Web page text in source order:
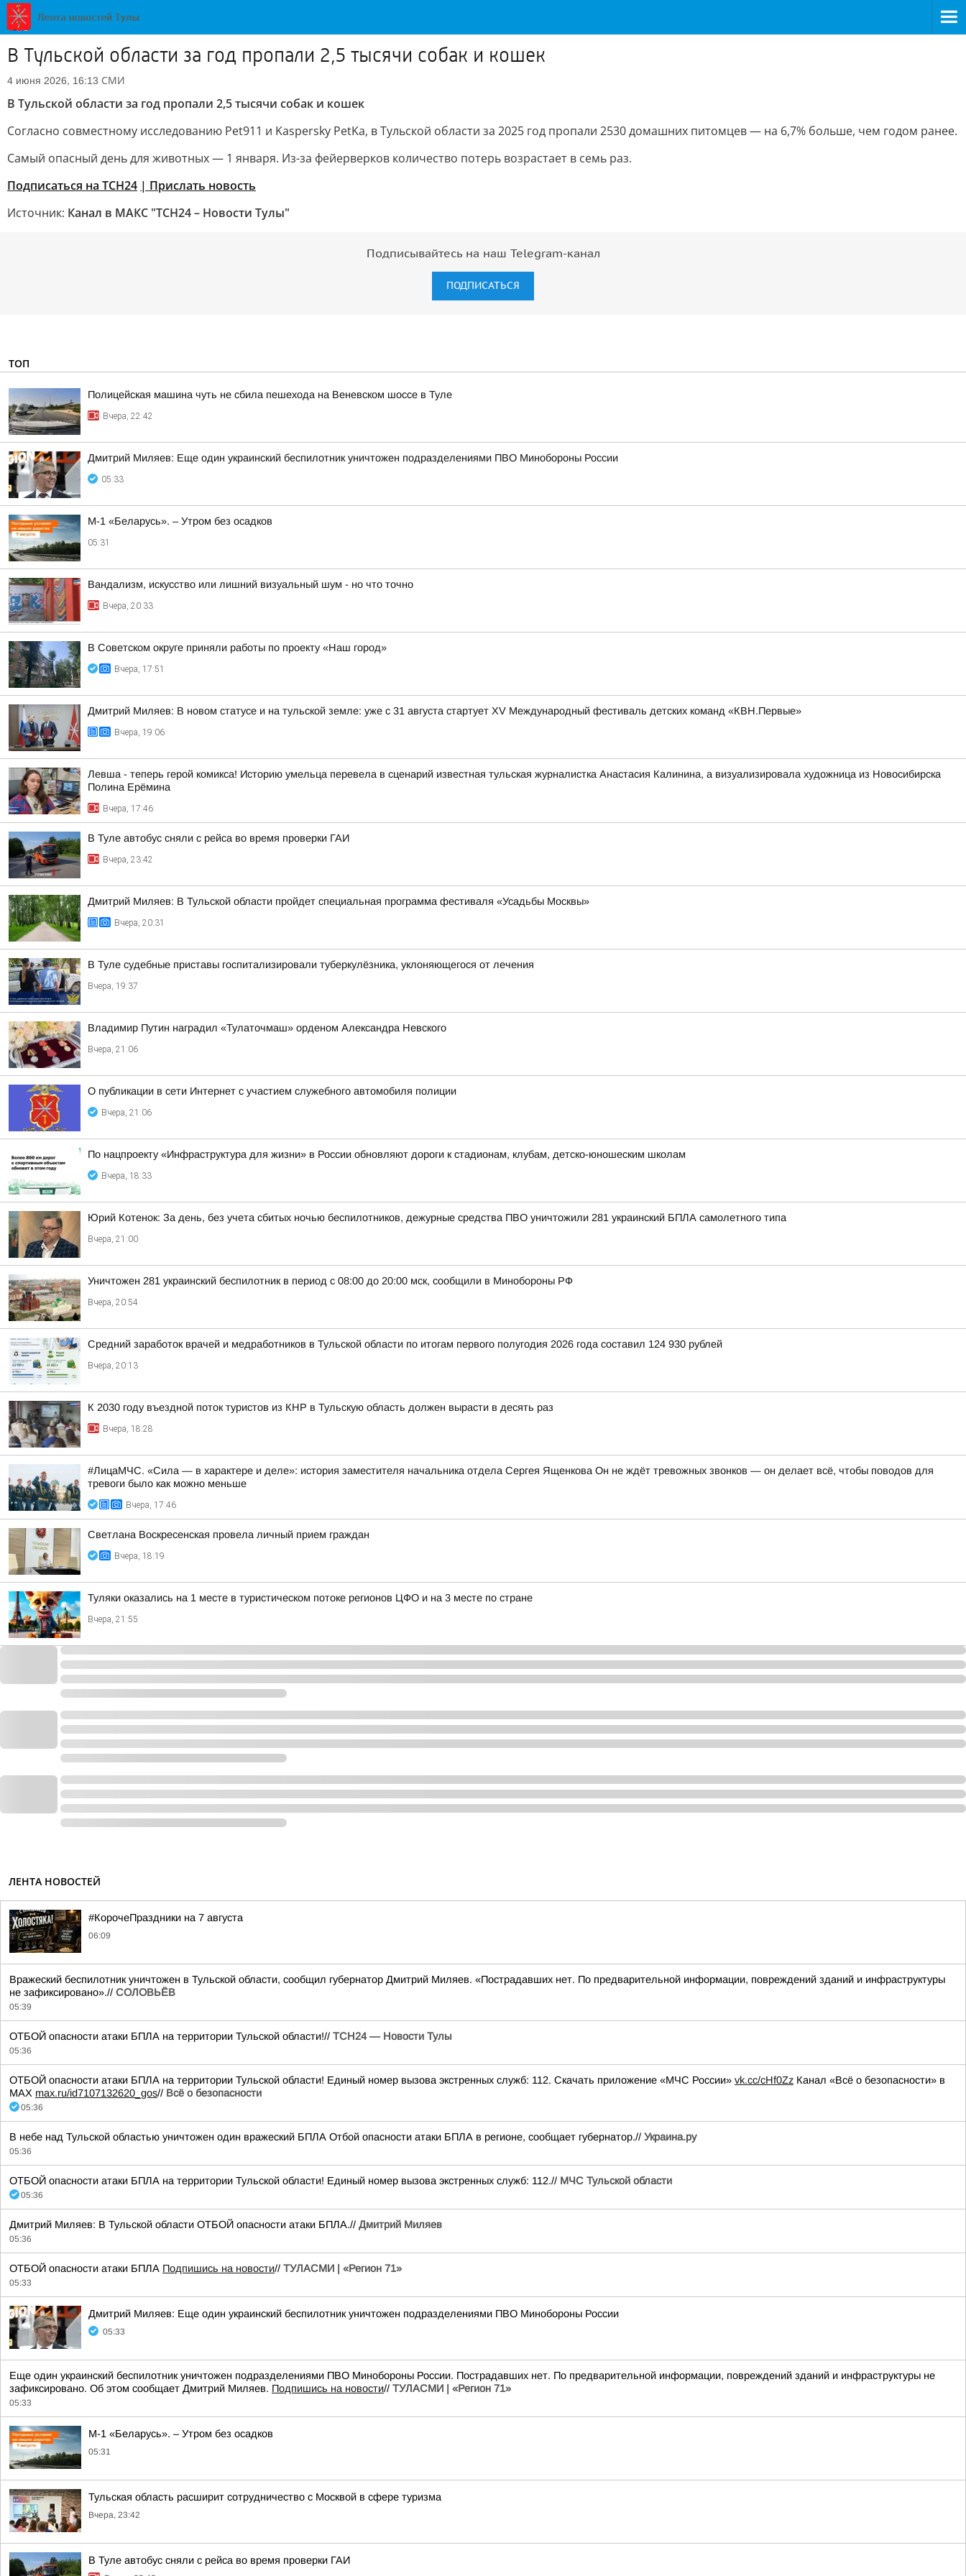
В Тульской области за год пропали 2,5 тысячи собак и кошек
4 июня 2026, 16:13 СМИ
В Тульской области за год пропали 2,5 тысячи собак и кошек
Согласно совместному исследованию Pet911 и Kaspersky PetKa, в Тульской области за 2025 год пропали 2530 домашних питомцев — на 6,7% больше, чем годом ранее.
Самый опасный день для животных — 1 января. Из-за фейерверков количество потерь возрастает в семь раз.
Подписаться на ТСН24 | Прислать новость
Источник: Канал в МАКС "ТСН24 – Новости Тулы"
Подписывайтесь на наш Telegram-канал
ПОДПИСАТЬСЯ
ТОП
Полицейская машина чуть не сбила пешехода на Веневском шоссе в Туле
Вчера, 22:42
Дмитрий Миляев: Еще один украинский беспилотник уничтожен подразделениями ПВО Минобороны России
05:33
М-1 «Беларусь». – Утром без осадков
05:31
Вандализм, искусство или лишний визуальный шум - но что точно
Вчера, 20:33
В Советском округе приняли работы по проекту «Наш город»
Вчера, 17:51
Дмитрий Миляев: В новом статусе и на тульской земле: уже с 31 августа стартует XV Международный фестиваль детских команд «КВН.Первые»
Вчера, 19:06
Левша - теперь герой комикса! Историю умельца перевела в сценарий известная тульская журналистка Анастасия Калинина, а визуализировала художница из Новосибирска
Полина Ерёмина
Вчера, 17:46
В Туле автобус сняли с рейса во время проверки ГАИ
Вчера, 23:42
Дмитрий Миляев: В Тульской области пройдет специальная программа фестиваля «Усадьбы Москвы»
Вчера, 20:31
В Туле судебные приставы госпитализировали туберкулёзника, уклоняющегося от лечения
Вчера, 19:37
Владимир Путин наградил «Тулаточмаш» орденом Александра Невского
Вчера, 21:06
О публикации в сети Интернет с участием служебного автомобиля полиции
Вчера, 21:06
По нацпроекту «Инфраструктура для жизни» в России обновляют дороги к стадионам, клубам, детско-юношеским школам
Вчера, 18:33
Юрий Котенок: За день, без учета сбитых ночью беспилотников, дежурные средства ПВО уничтожили 281 украинский БПЛА самолетного типа
Вчера, 21:00
Уничтожен 281 украинский беспилотник в период с 08:00 до 20:00 мск, сообщили в Минобороны РФ
Вчера, 20:54
Средний заработок врачей и медработников в Тульской области по итогам первого полугодия 2026 года составил 124 930 рублей
Вчера, 20:13
К 2030 году въездной поток туристов из КНР в Тульскую область должен вырасти в десять раз
Вчера, 18:28
#ЛицаМЧС. «Сила — в характере и деле»: история заместителя начальника отдела Сергея Ященкова Он не ждёт тревожных звонков — он делает всё, чтобы поводов для
тревоги было как можно меньше
Вчера, 17:46
Светлана Воскресенская провела личный прием граждан
Вчера, 18:19
Туляки оказались на 1 месте в туристическом потоке регионов ЦФО и на 3 месте по стране
Вчера, 21:55
ЛЕНТА НОВОСТЕЙ
#КорочеПраздники на 7 августа
06:09
Вражеский беспилотник уничтожен в Тульской области, сообщил губернатор Дмитрий Миляев. «Пострадавших нет. По предварительной информации, повреждений зданий и инфраструктуры
не зафиксировано».// СОЛОВЬЁВ
05:39
ОТБОЙ опасности атаки БПЛА на территории Тульской области!// ТСН24 — Новости Тулы
05:36
ОТБОЙ опасности атаки БПЛА на территории Тульской области! Единый номер вызова экстренных служб: 112. Скачать приложение «МЧС России» vk.cc/cHf0Zz Канал «Всё о безопасности» в
МАХ max.ru/id7107132620_gos// Всё о безопасности
05:36
В небе над Тульской областью уничтожен один вражеский БПЛА Отбой опасности атаки БПЛА в регионе, сообщает губернатор.// Украина.ру
05:36
ОТБОЙ опасности атаки БПЛА на территории Тульской области! Единый номер вызова экстренных служб: 112.// МЧС Тульской области
05:36
Дмитрий Миляев: В Тульской области ОТБОЙ опасности атаки БПЛА.// Дмитрий Миляев
05:36
ОТБОЙ опасности атаки БПЛА Подпишись на новости// ТУЛАСМИ | «Регион 71»
05:33
Дмитрий Миляев: Еще один украинский беспилотник уничтожен подразделениями ПВО Минобороны России
05:33
Еще один украинский беспилотник уничтожен подразделениями ПВО Минобороны России. Пострадавших нет. По предварительной информации, повреждений зданий и инфраструктуры не
зафиксировано. Об этом сообщает Дмитрий Миляев. Подпишись на новости// ТУЛАСМИ | «Регион 71»
05:33
М-1 «Беларусь». – Утром без осадков
05:31
Тульская область расширит сотрудничество с Москвой в сфере туризма
Вчера, 23:42
В Туле автобус сняли с рейса во время проверки ГАИ